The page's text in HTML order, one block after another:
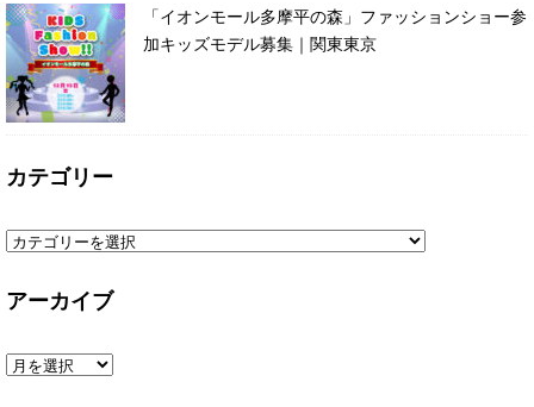
「イオンモール多摩平の森」ファッションショー参
加キッズモデル募集｜関東東京
カテゴリー
アーカイブ